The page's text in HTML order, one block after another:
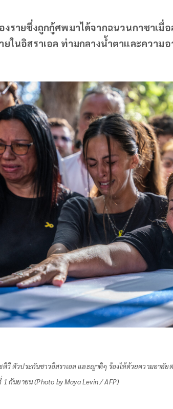
งรายซึ่งถูกกู้ศพมาได้จากฉนวนกาซาเมื่
ยในอิสราเอล ท่ามกลางน้ำตาและความอ
ติวี ตัวประกันชาวอิสราเอล และญาติๆ ร้องไห้ด้วยความอาลั
1 กันยายน (Photo by Maya Levin / AFP)